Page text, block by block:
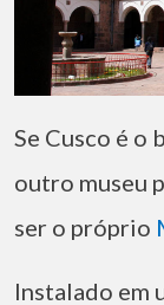
Se Cusco é o
outro museu
ser o próprio
Instalado em